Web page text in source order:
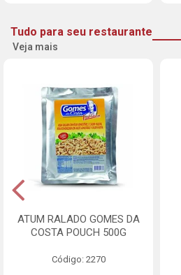
Tudo para seu restaurante
Veja mais
ATUM RALADO GOMES DA
COSTA POUCH 500G
Código: 2270